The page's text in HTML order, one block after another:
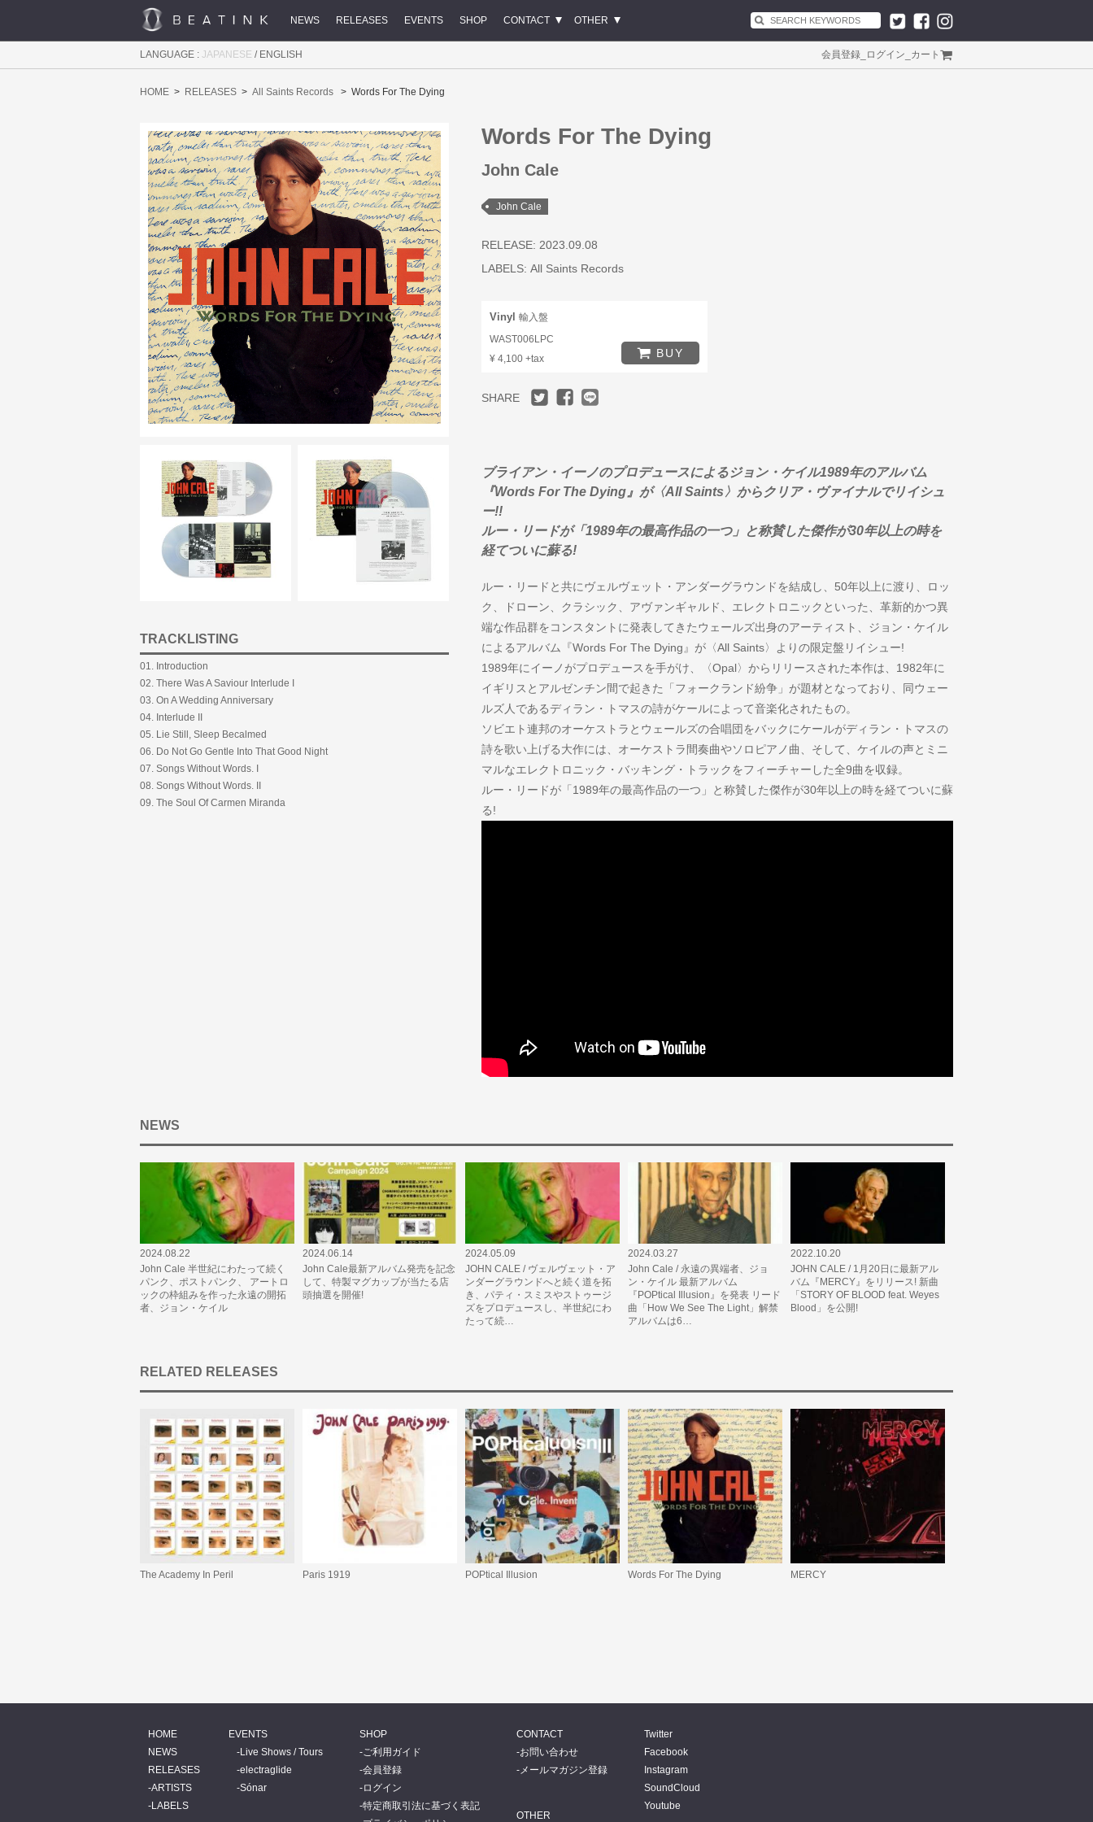
NEWS RELEASES EVENTS SHOP CONTACT OTHER
LANGUAGE : JAPANESE / ENGLISH 会員登録 ログイン カート
HOME RELEASES All Saints Records Words For The Dying
Words For The Dying
John Cale
John Cale
RELEASE: 2023.09.08
LABELS: All Saints Records
Vinyl 輸入盤
WAST006LPC
¥ 4,100 +tax
BUY
SHARE
ブライアン・イーノのプロデュースによるジョン・ケイル1989年のアルバム
『Words For The Dying』が〈All Saints〉からクリア・ヴァイナルでリイシュ
ー!!
ルー・リードが「1989年の最高作品の一つ」と称賛した傑作が30年以上の時を
経てついに蘇る!
ルー・リードと共にヴェルヴェット・アンダーグラウンドを結成し、50年以上に渡り、ロッ
ク、ドローン、クラシック、アヴァンギャルド、エレクトロニックといった、革新的かつ異
端な作品群をコンスタントに発表してきたウェールズ出身のアーティスト、ジョン・ケイル
によるアルバム『Words For The Dying』が〈All Saints〉よりの限定盤リイシュー!
1989年にイーノがプロデュースを手がけ、〈Opal〉からリリースされた本作は、1982年に
イギリスとアルゼンチン間で起きた「フォークランド紛争」が題材となっており、同ウェー
ルズ人であるディラン・トマスの詩がケールによって音楽化されたもの。
ソビエト連邦のオーケストラとウェールズの合唱団をバックにケールがディラン・トマスの
詩を歌い上げる大作には、オーケストラ間奏曲やソロピアノ曲、そして、ケイルの声とミニ
マルなエレクトロニック・バッキング・トラックをフィーチャーした全9曲を収録。
ルー・リードが「1989年の最高作品の一つ」と称賛した傑作が30年以上の時を経てついに蘇
る!
TRACKLISTING
01. Introduction
02. There Was A Saviour Interlude I
03. On A Wedding Anniversary
04. Interlude II
05. Lie Still, Sleep Becalmed
06. Do Not Go Gentle Into That Good Night
07. Songs Without Words. I
08. Songs Without Words. II
09. The Soul Of Carmen Miranda
NEWS
2024.08.22
John Cale 半世紀にわたって続く
パンク、ポストパンク、 アートロ
ックの枠組みを作った永遠の開拓
者、ジョン・ケイル
2024.06.14
John Cale最新アルバム発売を記念
して、特製マグカップが当たる店
頭抽選を開催!
2024.05.09
JOHN CALE / ヴェルヴェット・ア
ンダーグラウンドへと続く道を拓
き、パティ・スミスやストゥージ
ズをプロデュースし、半世紀にわ
たって続…
2024.03.27
John Cale / 永遠の異端者、ジョ
ン・ケイル 最新アルバム
『POPtical Illusion』を発表 リード
曲「How We See The Light」解禁
アルバムは6…
2022.10.20
JOHN CALE / 1月20日に最新アル
バム『MERCY』をリリース! 新曲
「STORY OF BLOOD feat. Weyes
Blood」を公開!
RELATED RELEASES
The Academy In Peril Paris 1919 POPtical Illusion Words For The Dying MERCY
HOME
NEWS
RELEASES
ARTISTS
LABELS
EVENTS
Live Shows / Tours
electraglide
Sónar
SHOP
ご利用ガイド
会員登録
ログイン
特定商取引法に基づく表記
CONTACT
お問い合わせ
メールマガジン登録
OTHER
Twitter
Facebook
Instagram
SoundCloud
Youtube